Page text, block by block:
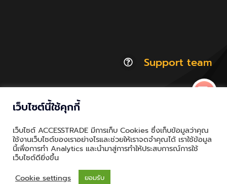
Support team
Thailand.a | All Rights Reserved
Privacy & Policy | Cookie Policy
เว็บไซต์นี้ใช้คุกกี้
เว็บไซต์ ACCESSTRADE มีการเก็บ Cookies ซึ่งเก็บข้อมูลว่าคุณ
ใช้งานเว็บไซต์ของเราอย่างไรและช่วยให้เราจดจำคุณได้ เราใช้ข้อมูล
นี้เพื่อการทำ Analytics และนำมาสู่การทำให้ประสบการณ์การใช้
เว็บไซต์ดียิ่งขึ้น
Cookie settings
ยอมรับ